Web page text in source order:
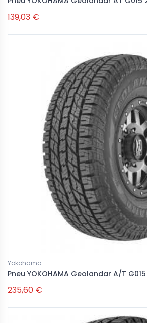
139,03 €
Yokohama
Pneu YOKOHAMA Geolandar A/T G015
235,60 €